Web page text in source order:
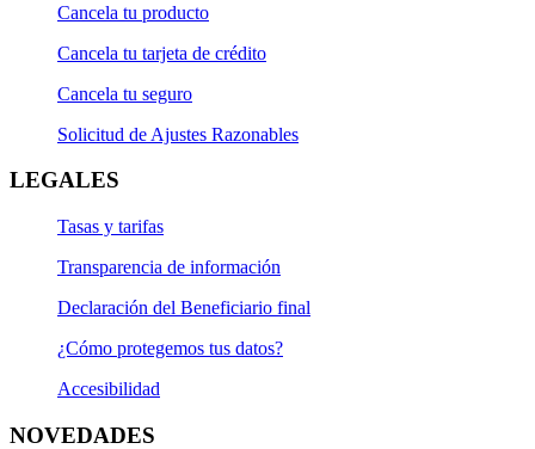
Cancela tu producto
Cancela tu tarjeta de crédito
Cancela tu seguro
Solicitud de Ajustes Razonables
LEGALES
Tasas y tarifas
Transparencia de información
Declaración del Beneficiario final
¿Cómo protegemos tus datos?
Accesibilidad
NOVEDADES